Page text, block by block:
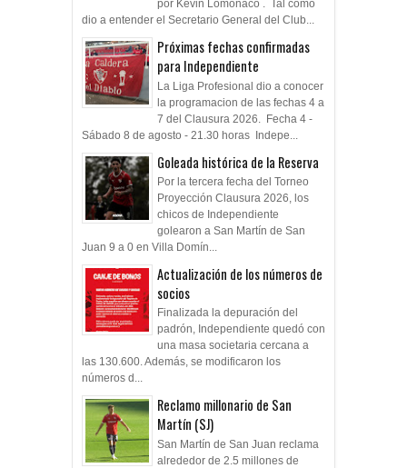
por Kevin Lomónaco . Tal como
dio a entender el Secretario General del Club...
Próximas fechas confirmadas
para Independiente
La Liga Profesional dio a conocer
la programacion de las fechas 4 a
7 del Clausura 2026. Fecha 4 -
Sábado 8 de agosto - 21.30 horas Indepe...
Goleada histórica de la Reserva
Por la tercera fecha del Torneo
Proyección Clausura 2026, los
chicos de Independiente
golearon a San Martín de San
Juan 9 a 0 en Villa Domín...
Actualización de los números de
socios
Finalizada la depuración del
padrón, Independiente quedó con
una masa societaria cercana a
las 130.600. Además, se modificaron los
números d...
Reclamo millonario de San
Martín (SJ)
San Martín de San Juan reclama
alrededor de 2.5 millones de